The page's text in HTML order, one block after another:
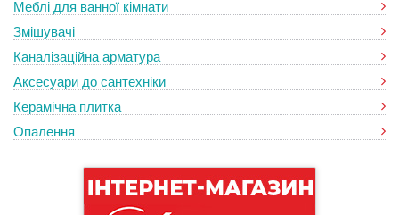
Меблі для ванної кімнати
Змішувачі
Каналізаційна арматура
Аксесуари до сантехніки
Керамічна плитка
Опалення